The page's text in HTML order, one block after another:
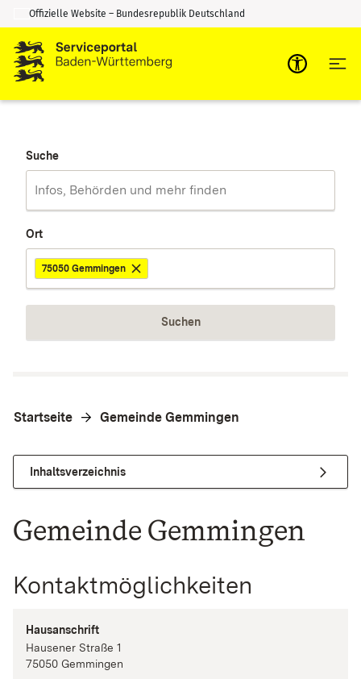
Zum Inhalt springen
Zur Suche springen
Offizielle Website – Bundesrepublik Deutschland
Suche
Ort
75050 Gemmingen
Suchen
Startseite Gemeinde Gemmingen
Inhaltsverzeichnis
Gemeinde Gemmingen
Kontaktmöglichkeiten
Hausanschrift
Hausener Straße 1
75050 Gemmingen